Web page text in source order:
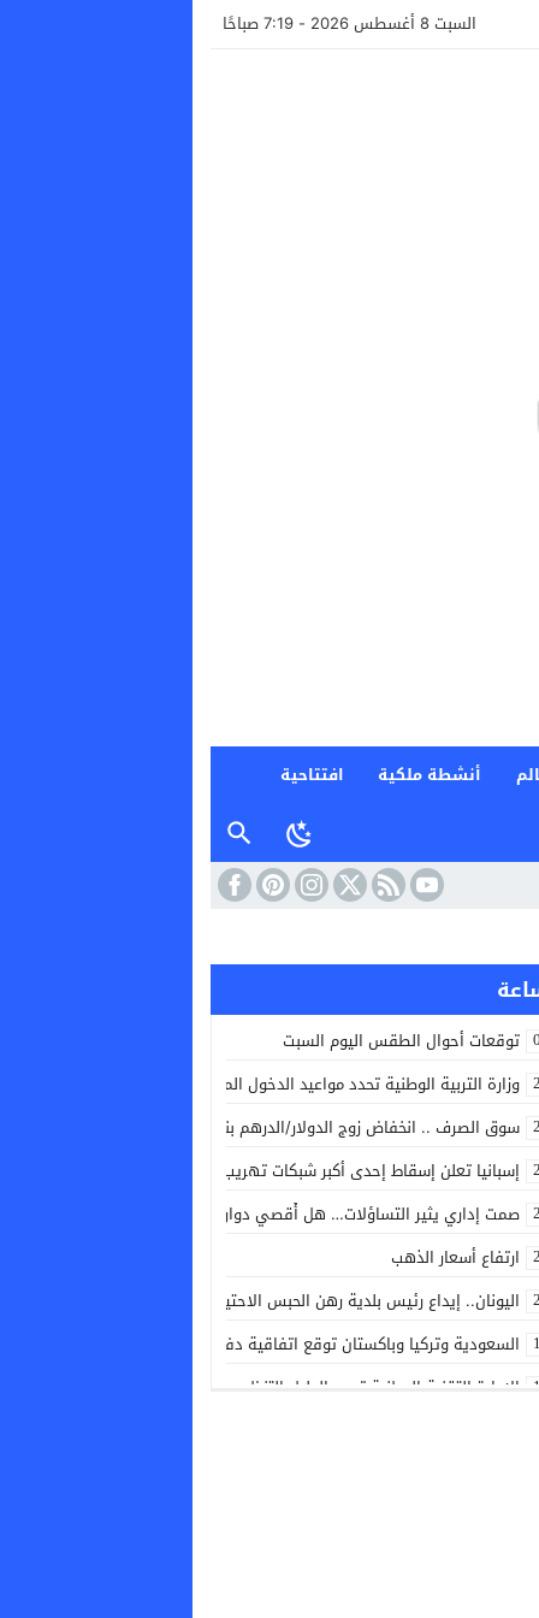
السبت 8 أغسطس 2026 - 7:19 صباحًا
أنشطة ملكية افتتاحية
توقعات أحوال الطقس اليوم السبت
وزارة التربية الوطنية تحدد مواعيد الدخول المدرسي القادم
سوق الصرف .. انخفاض زوج الدولار/الدرهم بنسبة 0,42 في المائة
إسبانيا تعلن إسقاط إحدى أكبر شبكات تهريب البشر والمخدرات في البحر
صمت إداري يثير التساؤلات… هل أُقصي دوار القليع من مشاريع توسيع شبكة
ارتفاع أسعار الذهب
اليونان.. إيداع رئيس بلدية رهن الحبس الاحتياطي بعد حريق غرب أثينا
السعودية وتركيا وباكستان توقع اتفاقية دفاع مشترك لتعزيز التعاون الأمني
الإدارة التقنية الوطنية تصدر الدليل التنظيمي الجديد الخاص بكرة القدم